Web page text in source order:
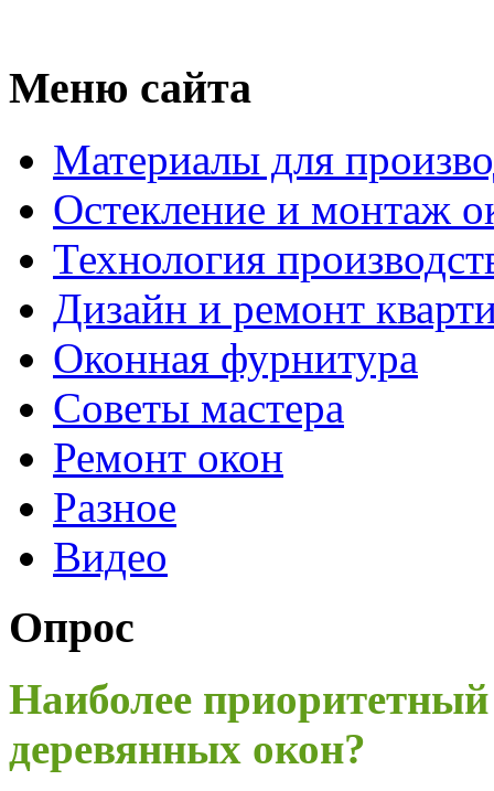
Меню сайта
Материалы для
Остекление и монтаж
Технология
Дизайн и ремонт
Оконная фурнитура
Советы мастера
Ремонт окон
Разное
Видео
Опрос
Наиболее
деревянных окон?